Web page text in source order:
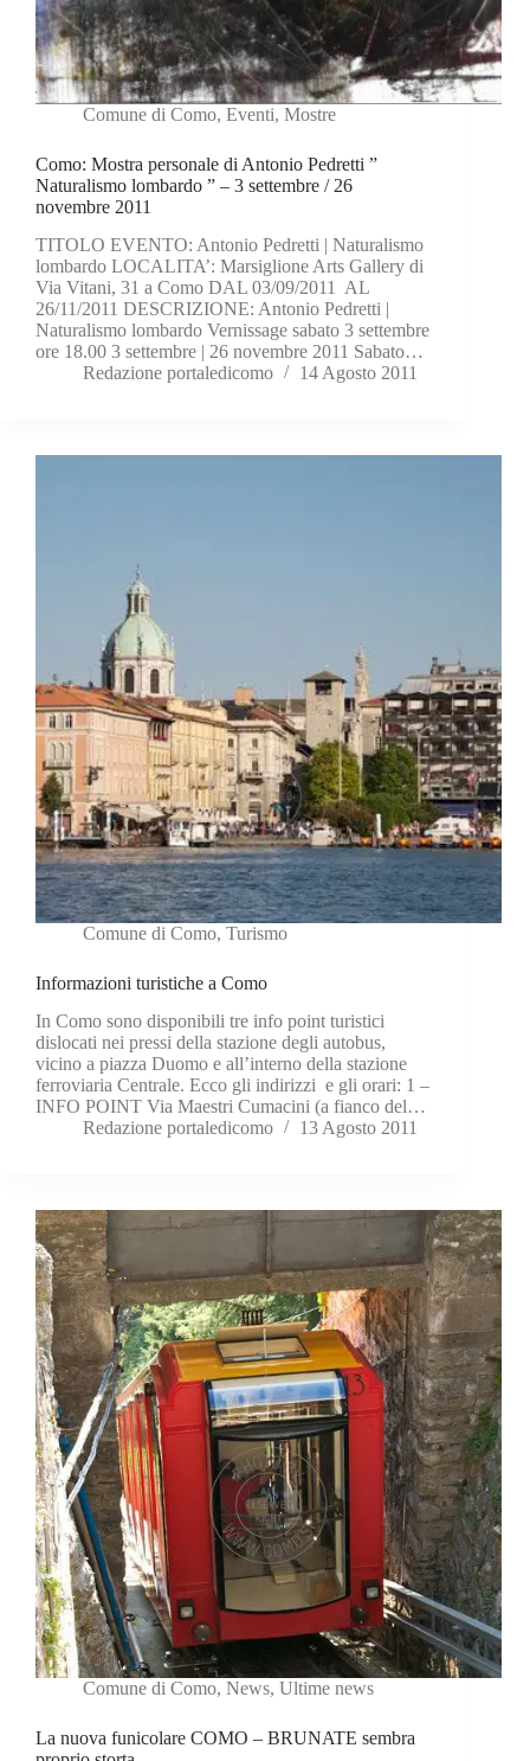
Comune di Como, Eventi, Mostre
Como: Mostra personale di Antonio Pedretti ”
Naturalismo lombardo ” – 3 settembre / 26
novembre 2011
TITOLO EVENTO: Antonio Pedretti | Naturalismo
lombardo LOCALITA’: Marsiglione Arts Gallery di
Via Vitani, 31 a Como DAL 03/09/2011 AL
26/11/2011 DESCRIZIONE: Antonio Pedretti |
Naturalismo lombardo Vernissage sabato 3 settembre
ore 18.00 3 settembre | 26 novembre 2011 Sabato…
Redazione portaledicomo
14 Agosto 2011
Comune di Como, Turismo
Informazioni turistiche a Como
In Como sono disponibili tre info point turistici
dislocati nei pressi della stazione degli autobus,
vicino a piazza Duomo e all’interno della stazione
ferroviaria Centrale. Ecco gli indirizzi e gli orari: 1 –
INFO POINT Via Maestri Cumacini (a fianco del…
Redazione portaledicomo
13 Agosto 2011
Comune di Como, News, Ultime news
La nuova funicolare COMO – BRUNATE sembra